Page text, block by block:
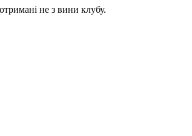
не з вини клубу.